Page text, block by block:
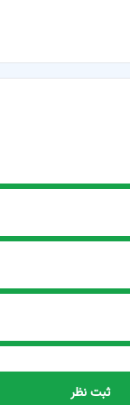
ثبت نظر